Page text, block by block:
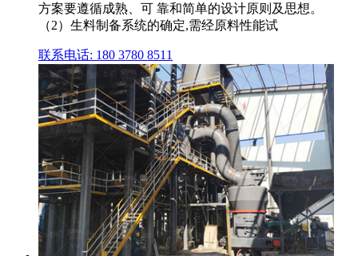
方案要遵循成熟、可 靠和简单的设计原则及思想。
（2）生料制备系统的确定,需经原料性能试
联系电话: 180 3780 8511